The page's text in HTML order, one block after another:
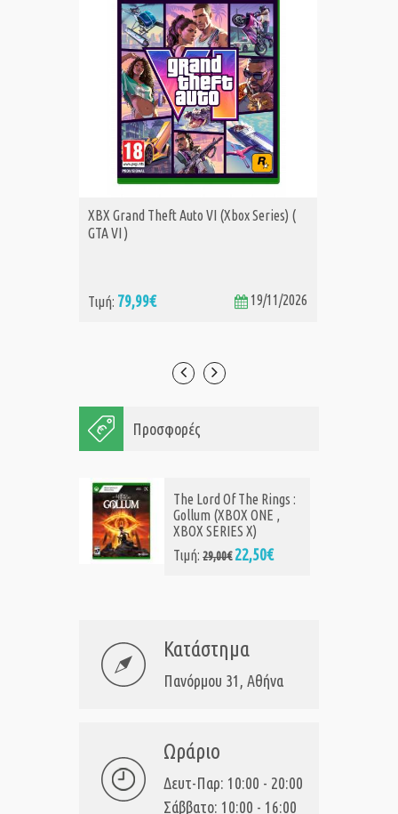
ΑΓΟΡΑ
XBX Grand Theft Auto VI (Xbox Series) (
GTA VI )
Τιμή: 79,99€ 19/11/2026
Προσφορές
The Lord Of The Rings :
Gollum (XBOX ONE ,
XBOX SERIES X)
Τιμή:29,00€22,50€
Κατάστημα
Πανόρμου 31, Αθήνα
Ωράριο
Δευτ-Παρ: 10:00 - 20:00
Σάββατο: 10:00 - 16:00